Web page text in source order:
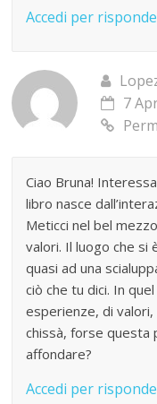
Accedi per
7
Ciao Bruna!
libro nasce
Meticci nel bel
valori. Il luogo che si
quasi ad una
ciò che tu dici. In
esperienze, di valori,
chissà, forse questa
affondare?
Accedi per